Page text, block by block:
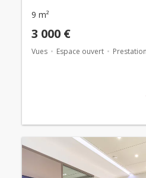
9 m²
3 000 €
Vues Espace ouvert